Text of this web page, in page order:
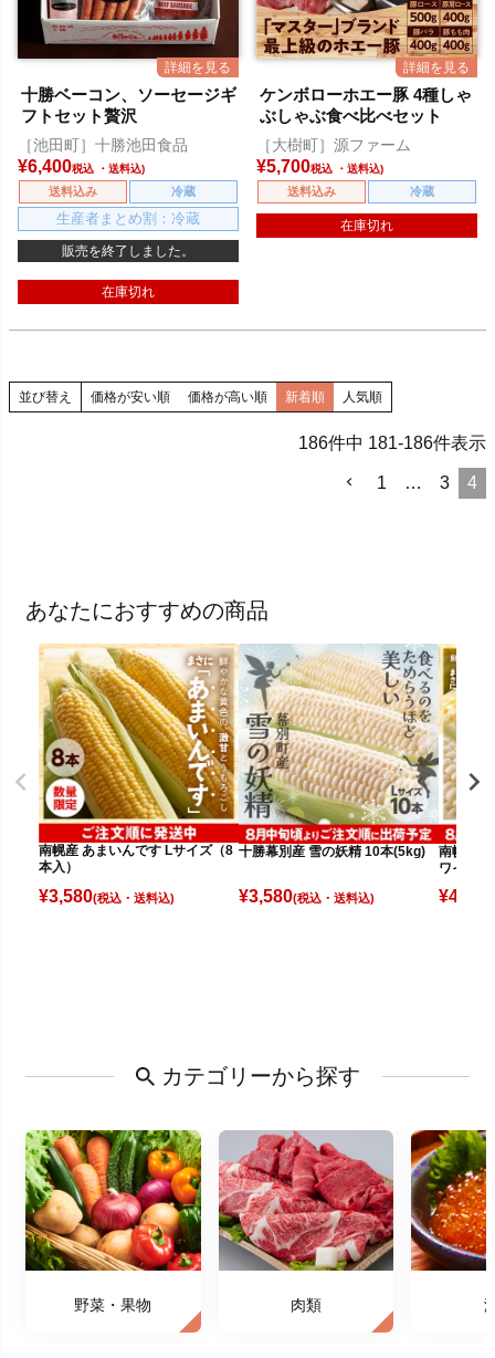
十勝ベーコン、ソーセージギ
フトセット贅沢
［池田町］十勝池田食品
¥6,400税込
送料込み 冷蔵
生産者まとめ割：冷蔵
販売を終了しました。
在庫切れ
ケンボローホエー豚 4種しゃ
ぶしゃぶ食べ比べセット
［大樹町］源ファーム
¥5,700税込
送料込み 冷蔵
在庫切れ
並び替え 価格が安い順 価格が高い順 新着順 人気順
186件中 181-186件表示
1 … 3 4
あなたにおすすめの商品
南幌産 あまいんです Lサイズ（8
本入）
¥3,580(税込)
十勝幕別産 雪の妖精 10本(5kg)
¥3,580(税込)
南幌産
ワイト
¥4,080
カテゴリーから探す
野菜・果物 肉類